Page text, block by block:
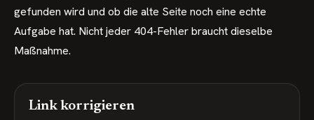
gefunden wird und ob die alte Seite noch eine echte
Aufgabe hat. Nicht jeder 404-Fehler braucht dieselbe
Maßnahme.
Link korrigieren